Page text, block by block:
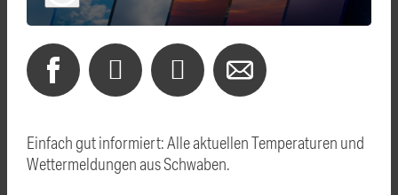
Einfach gut informiert: Alle aktuellen Temperaturen und
Wettermeldungen aus Schwaben.